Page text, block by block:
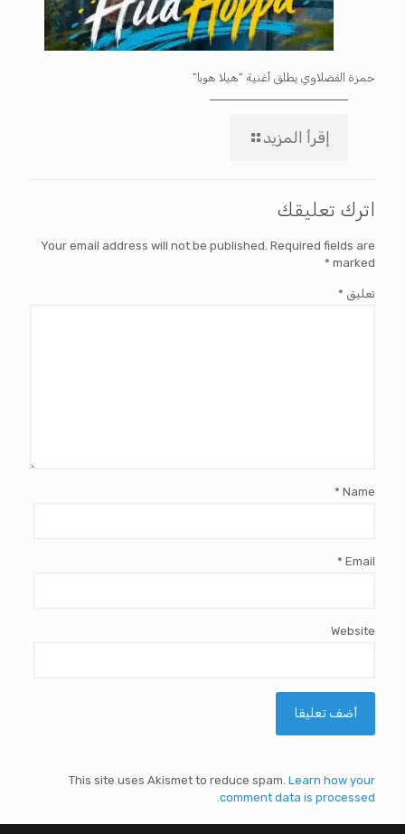
حمزة الفضلاوي يطلق أغنية “هيلا هوبا”
إقرأ المزيد
اترك تعليقك
Your email address will not be published. Required fields are
marked
*
تعليق *
Name
*
Email
*
Website
This site uses Akismet to reduce spam. Learn how your
comment data is processed.